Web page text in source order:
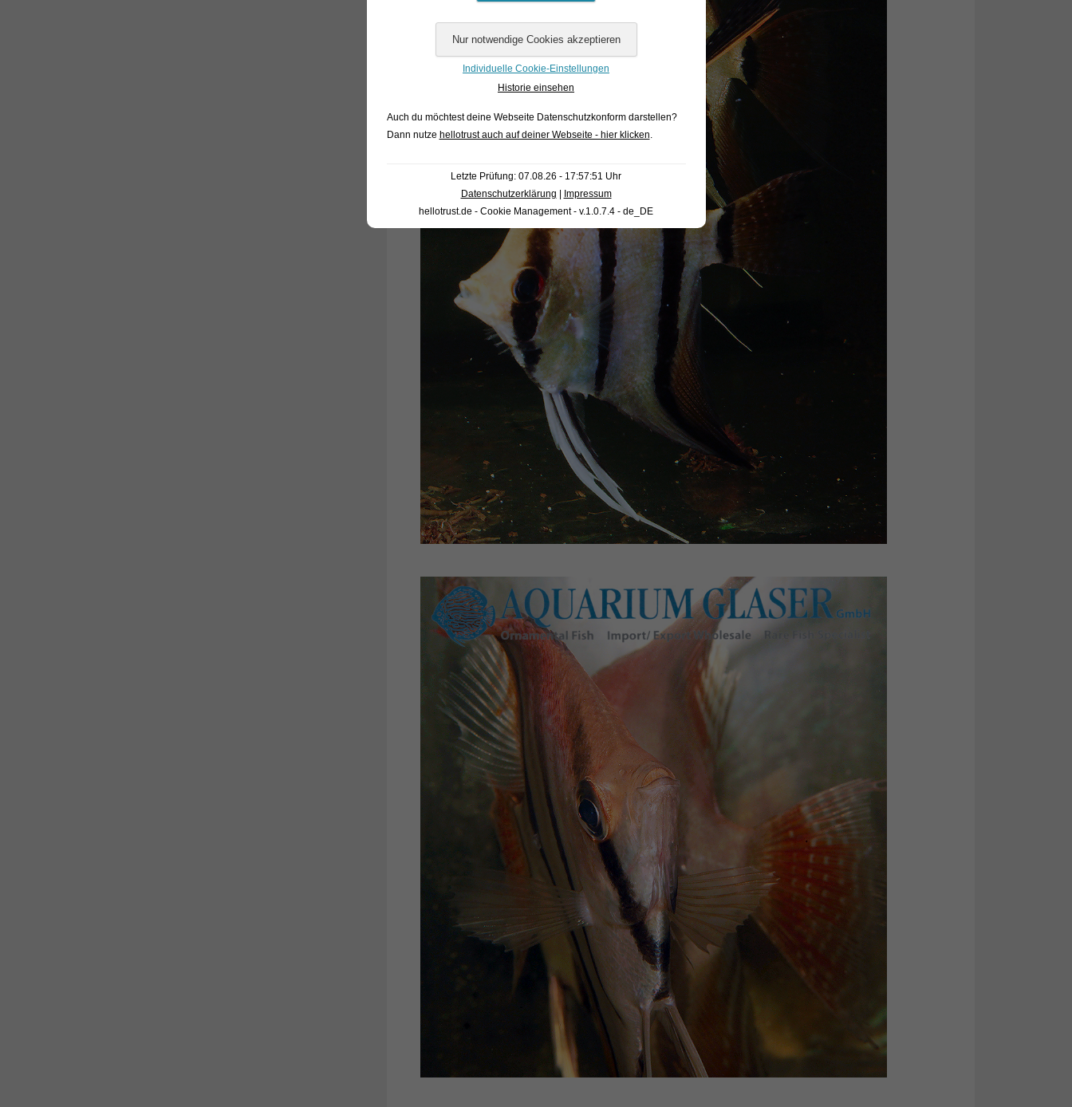
Individuelle Cookie-Einstellungen
Historie einsehen
Auch du möchtest deine Webseite Datenschutzkonform darstellen?
Dann nutze hellotrust auch auf deiner Webseite - hier klicken.
Letzte Prüfung: 07.08.26 - 17:57:51 Uhr
Datenschutzerklärung
Impressum
hellotrust.de - Cookie Management - v.1.0.7.4 - de_DE